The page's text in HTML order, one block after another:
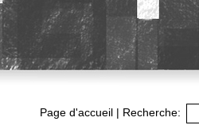
Page d'accueil | Recherche: